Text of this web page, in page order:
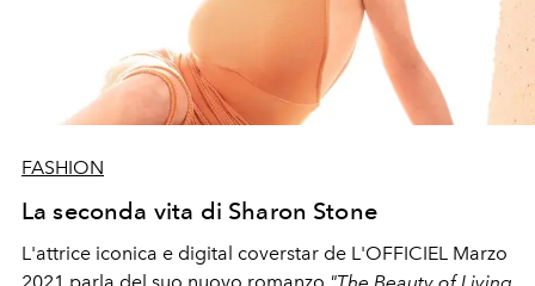
FASHION
La seconda vita di Sharon Stone
L'attrice iconica e digital coverstar de L'OFFICIEL Marzo